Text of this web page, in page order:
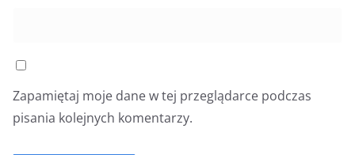
Zapamiętaj moje dane w tej przeglądarce podczas
pisania kolejnych komentarzy.